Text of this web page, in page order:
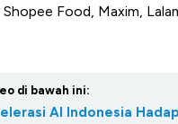
Food, Maxim,
di bawah ini:
AI Indonesia